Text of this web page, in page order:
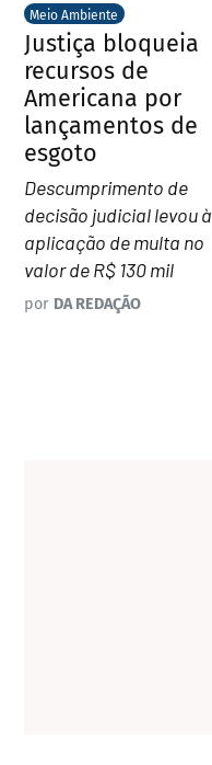
Meio Ambiente
Justiça bloqueia
recursos de
Americana por
lançamentos de
esgoto
Descumprimento de
decisão judicial levou à
aplicação de multa no
valor de R$ 130 mil
por DA REDAÇÃO